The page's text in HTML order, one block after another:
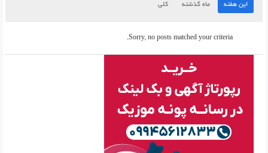
این هفته ماه گذشته کلی
Sorry, no posts matched your criteria.